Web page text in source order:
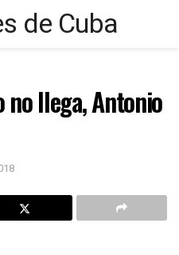
no llega, Antonio